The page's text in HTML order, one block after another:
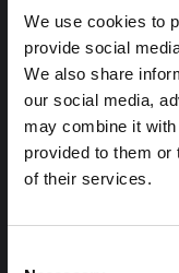
We use cookies to
provide social
We also share
our social media,
may combine it
provided to them or
of their services.
يقدمون
في إيتوري،
المذكرة في ...
2026
بونديبوغيو